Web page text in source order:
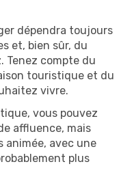
dépendra toujours
et, bien sûr, du
Tenez compte du
touristique et du
vivre.
vous pouvez
affluence, mais
animée, avec une
plus